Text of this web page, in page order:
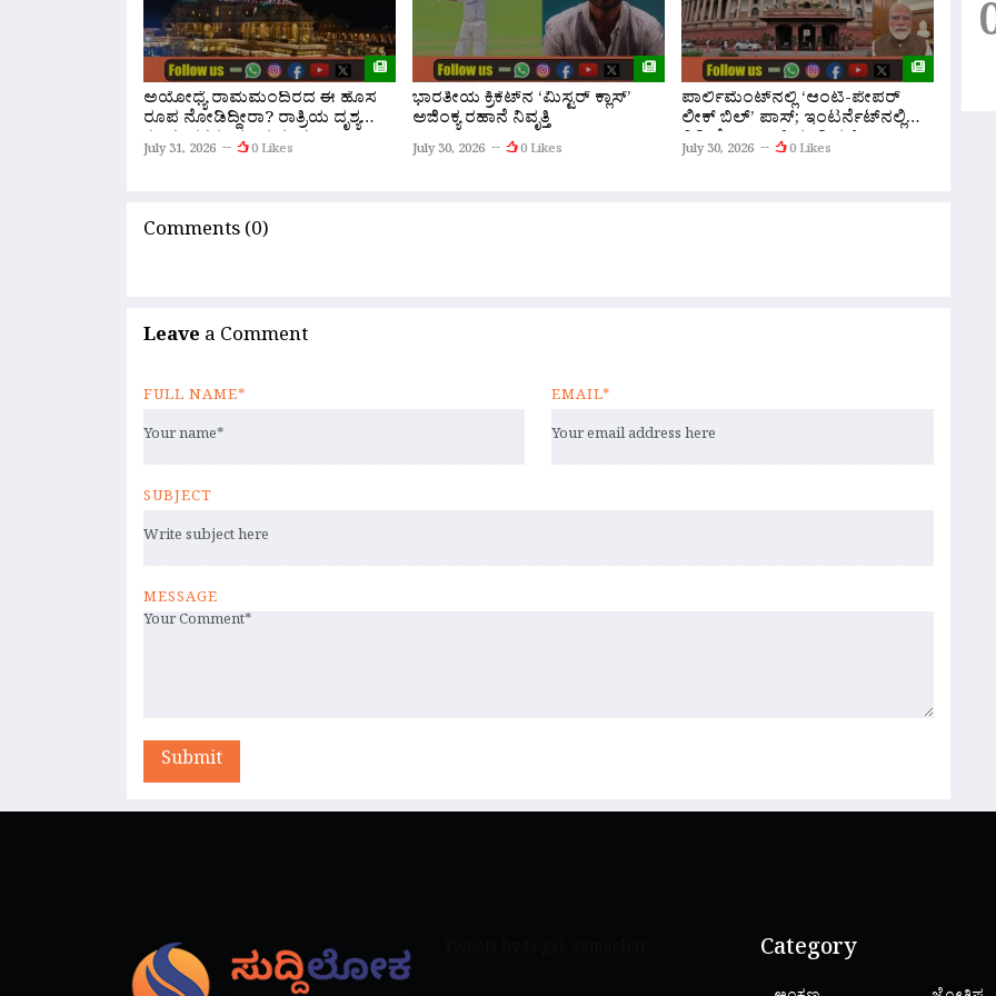
ಅಯೋಧ್ಯೆ ರಾಮಮಂದಿರದ ಈ ಹೊಸ
ರೂಪ ನೋಡಿದ್ದೀರಾ? ರಾತ್ರಿಯ ದೃಶ್ಯ
ಕಂಡು ಭಕ್ತರು ಮಂತ್ರಮುಗ್ಧ!
July 31, 2026 0 Likes
ಭಾರತೀಯ ಕ್ರಿಕೆಟ್‌ನ ‘ಮಿಸ್ಟರ್ ಕ್ಲಾಸ್’
ಅಜಿಂಕ್ಯ ರಹಾನೆ ನಿವೃತ್ತಿ
July 30, 2026 0 Likes
ಪಾರ್ಲಿಮೆಂಟ್‌ನಲ್ಲಿ ‘ಆಂಟಿ-ಪೇಪರ್
ಲೀಕ್ ಬಿಲ್’ ಪಾಸ್; ಇಂಟರ್ನೆಟ್‌ನಲ್ಲಿ
ವಿಡಿಯೋ ಡ್ರಾಪ್ ಮಾಡಿದ ಪಿಎಂ
ಮೋದಿ!
July 30, 2026 0 Likes
Comments (0)
Leave a Comment
FULL NAME* EMAIL*
SUBJECT
MESSAGE
Submit
Category